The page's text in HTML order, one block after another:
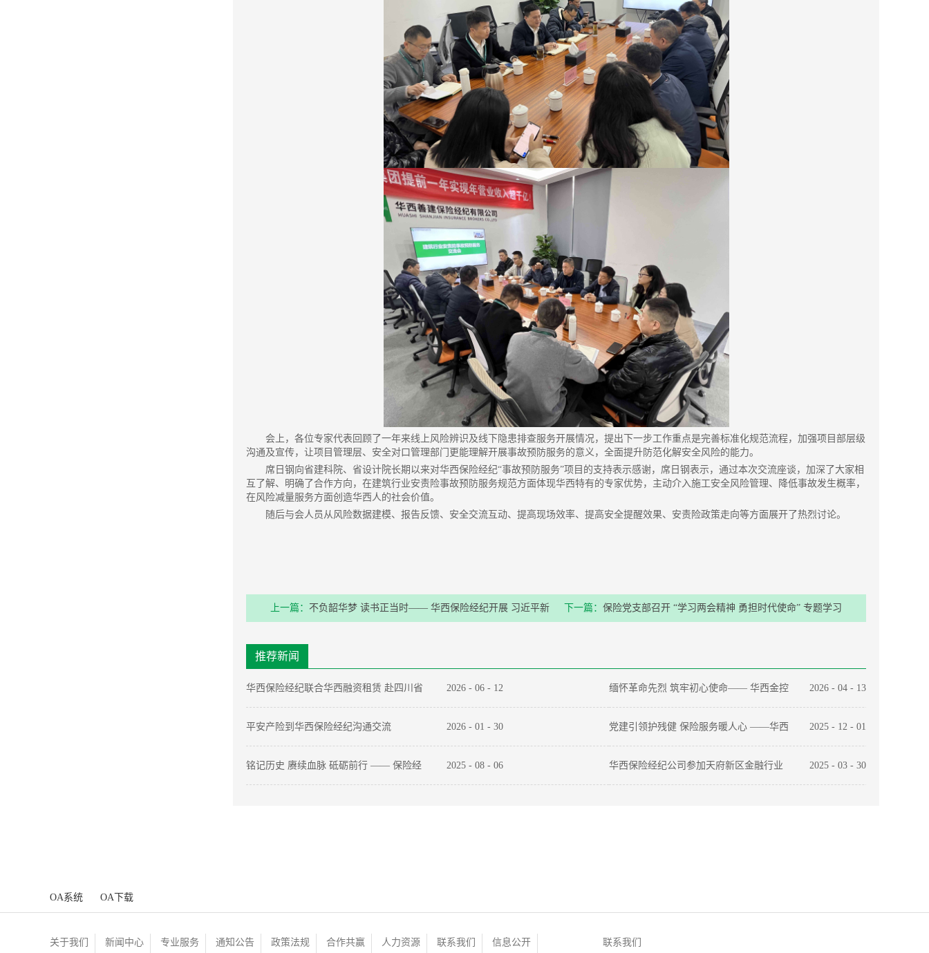
会上，各位专家代表回顾了一年来线上风险辨识及线下隐患排查服务开展情况，提出下一步工作重点是完善标准化规范流程，加强项目部层级
沟通及宣传，让项目管理层、安全对口管理部门更能理解开展事故预防服务的意义，全面提升防范化解安全风险的能力。
席日钢向省建科院、省设计院长期以来对华西保险经纪“事故预防服务”项目的支持表示感谢，席日钢表示，通过本次交流座谈，加深了大家相
互了解、明确了合作方向，在建筑行业安责险事故预防服务规范方面体现华西特有的专家优势，主动介入施工安全风险管理、降低事故发生概率，
在风险减量服务方面创造华西人的社会价值。
随后与会人员从风险数据建模、报告反馈、安全交流互动、提高现场效率、提高安全提醒效果、安责险政策走向等方面展开了热烈讨论。
上一篇： 不负韶华梦 读书正当时—— 华西保险经纪开展 习近平新 下一篇： 保险党支部召开 “学习两会精神 勇担时代使命” 专题学习
推荐新闻
华西保险经纪联合华西融资租赁 赴四川省
防灾减灾教育馆开展“安全生产月”主题活
动
2026 - 06 - 12 缅怀革命先烈 筑牢初心使命—— 华西金控
成都地区各党支部开展“祭先烈、忆初心、
担使命”主题党日活动
2026 - 04 - 13
平安产险到华西保险经纪沟通交流 2026 - 01 - 30 党建引领护残健 保险服务暖人心 ——华西
保险经纪公司开展主题党日活动
2025 - 12 - 01
铭记历史 赓续血脉 砥砺前行 —— 保险经 2025 - 08 - 06 华西保险经纪公司参加天府新区金融行业 2025 - 03 - 30
OA系统 OA下载
关于我们 新闻中心 专业服务 通知公告 政策法规 合作共赢 人力资源 联系我们 信息公开 联系我们